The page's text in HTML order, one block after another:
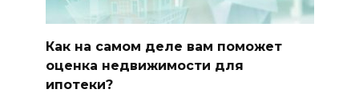
Как на самом деле вам поможет
оцeнкa нeдвижимocти для
ипотеки?